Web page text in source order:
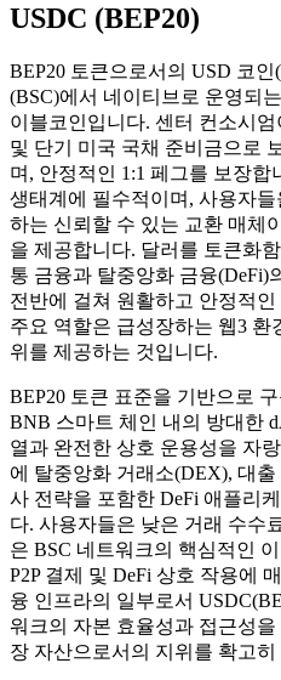
USDC (BEP20)
BEP20 토큰으로서의 USD 코
(BSC)에서 네이티브로 운영되
이블코인입니다. 센터 컨소시
및 단기 미국 국채 준비금으로
며, 안정적인 1:1 페그를 보장합
생태계에 필수적이며, 사용자
하는 신뢰할 수 있는 교환 매체
을 제공합니다. 달러를 토큰화
통 금융과 탈중앙화 금융(DeFi)
전반에 걸쳐 원활하고 안정적
주요 역할은 급성장하는 웹3
위를 제공하는 것입니다.
BEP20 토큰 표준을 기반으로
BNB 스마트 체인 내의 방대한
열과 완전한 상호 운용성을 자
에 탈중앙화 거래소(DEX), 대
사 전략을 포함한 DeFi 애플리
다. 사용자들은 낮은 거래 수수
은 BSC 네트워크의 핵심적인
P2P 결제 및 DeFi 상호 작용에
융 인프라의 일부로서
워크의 자본 효율성과 접근성
장 자산으로서의 지위를 확고히